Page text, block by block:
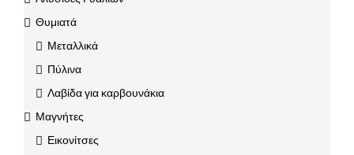
Θυμιατά
Μεταλλικά
Πύλινα
Λαβίδα για καρβουνάκια
Μαγνήτες
Εικονίτσες